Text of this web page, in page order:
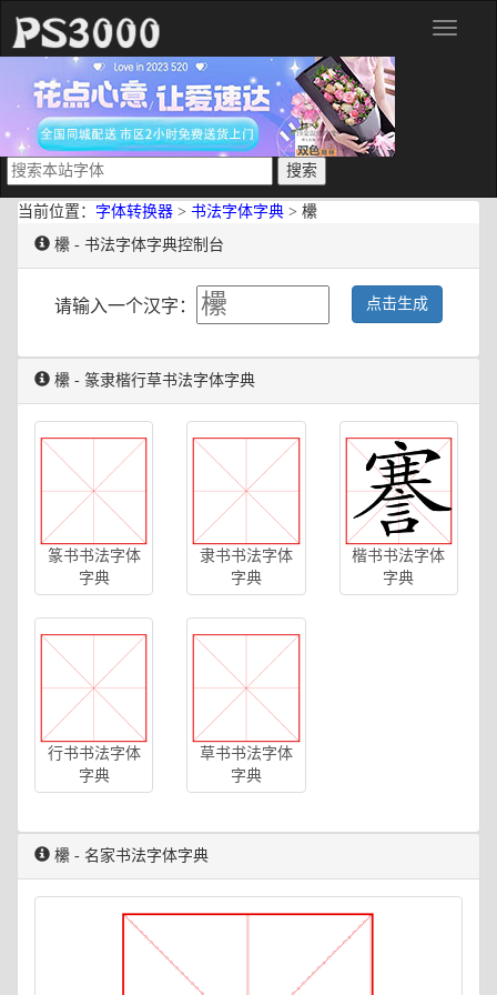
分
当前位置： 字体转换器 > 书法字体字典 > 欙
欙 - 书法字体字典控制台
请输入一个汉字： 点击生成
欙 - 篆隶楷行草书法字体字典
篆书书法字体
字典
隶书书法字体
字典
楷书书法字体
字典
行书书法字体
字典
草书书法字体
字典
欙 - 名家书法字体字典